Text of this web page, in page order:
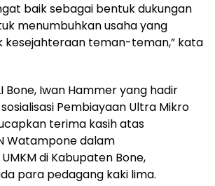
baik sebagai bentuk dukungan
menumbuhkan usaha yang
kesejahteraan teman-teman,” kata
Bone, Iwan Hammer yang hadir
Pembiayaan Ultra Mikro
terima kasih atas
Watampone dalam
di Kabupaten Bone,
para pedagang kaki lima.